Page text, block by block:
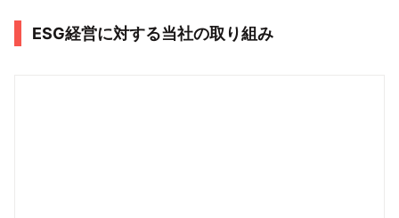
ESG経営に対する当社の取り組み